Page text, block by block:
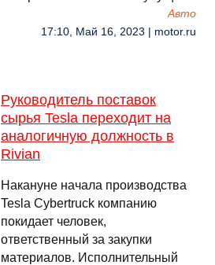
Авто
17:10, Май 16, 2023 | motor.ru
Руководитель поставок
сырья Tesla переходит на
аналогичную должность в
Rivian
Накануне начала производства
Tesla Cybertruck компанию
покидает человек,
ответственный за закупки
материалов. Исполнительный